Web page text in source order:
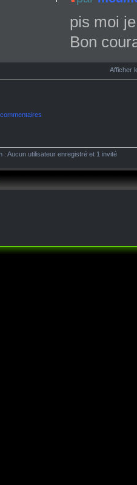
pis moi
Bon
Afficher
: Aucun utilisateur enregistré et 1 invité